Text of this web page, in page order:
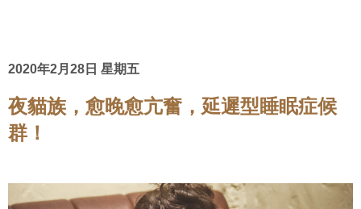
2020年2月28日 星期五
夜貓族，愈晚愈亢奮，延遲型睡眠症候
群！